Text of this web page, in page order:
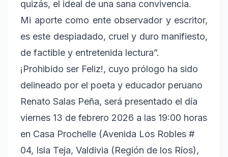
quizás, el ideal de una sana convivencia.
Mi aporte como ente observador y escritor,
es este despiadado, cruel y duro manifiesto,
de factible y entretenida lectura”.
¡Prohibido ser Feliz!, cuyo prólogo ha sido
delineado por el poeta y educador peruano
Renato Salas Peña, será presentado el día
viernes 13 de febrero 2026 a las 19:00 horas
en Casa Prochelle (Avenida Los Robles #
04, Isla Teja, Valdivia (Región de los Ríos),